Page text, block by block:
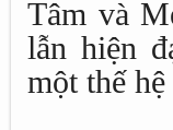
Tâm và
lẫn hiện
một thế